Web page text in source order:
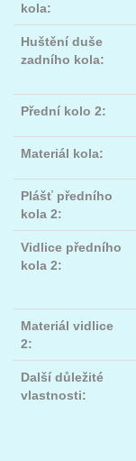
kola:
Huštění duše
zadního kola:
Přední kolo 2:
Materiál kola:
Plášť předního
kola 2:
Vidlice předního
kola 2:
Materiál vidlice
2:
Další důležité
vlastnosti: